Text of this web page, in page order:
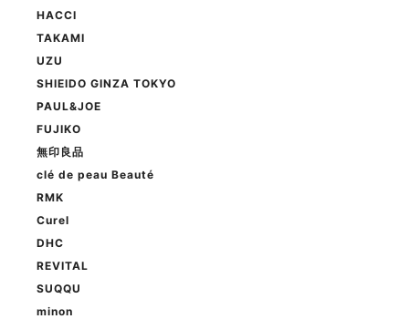
HACCI
TAKAMI
UZU
SHIEIDO GINZA TOKYO
PAUL&JOE
FUJIKO
無印良品
clé de peau Beauté
RMK
Curel
DHC
REVITAL
SUQQU
minon